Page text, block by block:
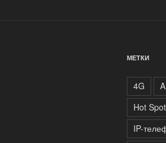
МЕТКИ
4G
Hot Spot
IP-